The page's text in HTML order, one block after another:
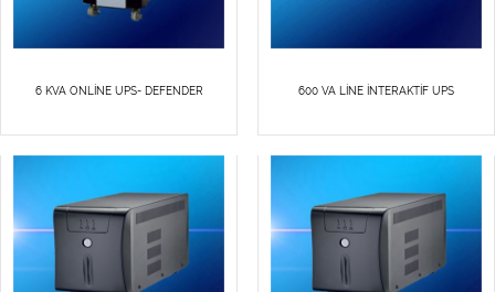
6 KVA ONLİNE UPS- DEFENDER 600 VA LİNE İNTERAKTİF UPS